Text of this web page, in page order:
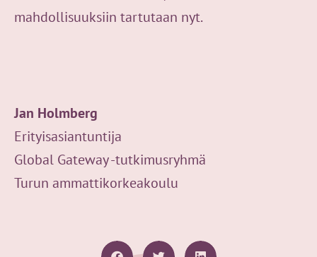
mahdollisuuksiin tartutaan nyt.
Jan Holmberg
Erityisasiantuntija
Global Gateway -tutkimusryhmä
Turun ammattikorkeakoulu